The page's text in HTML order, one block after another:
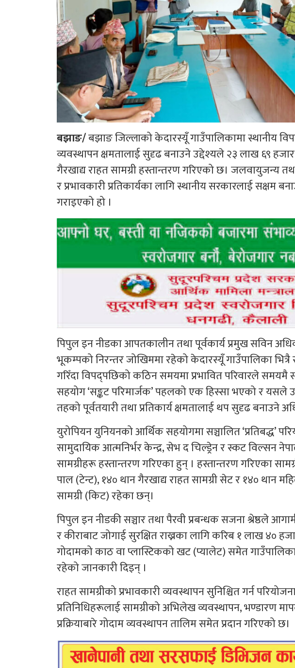
बझाङ/बझाङ जिल्लाको केदारस्यूँ गाउँपालिकामा स्थानीय
व्यवस्थापन क्षमतालाई सुदृढ बनाउने उद्देश्यले २३ लाख ६९
गैरखाद्य राहत सामग्री हस्तान्तरण गरिएको छ। जलवायुजन्य
र प्रभावकारी प्रतिकार्यका लागि स्थानीय सरकारलाई सक्षम
गराइएको हो ।
पिपुल इन नीडका आपतकालीन तथा पूर्वकार्य प्रमुख सविन
भूकम्पको निरन्तर जोखिममा रहेको केदारस्यूँ गाउँपालिका भित्रै
गरिँदा विपद्पछिको कठिन समयमा प्रभावित परिवारले समयमै
सहयोग ‘सङ्कट परिमार्जक’ पहलको एक हिस्सा भएको र यसले
तहको पूर्वतयारी तथा प्रतिकार्य क्षमतालाई थप सुदृढ बनाउने
युरोपियन युनियनको आर्थिक सहयोगमा सञ्चालित ‘प्रतिबद्ध’
सामुदायिक आत्मनिर्भर केन्द्र, सेभ द चिल्ड्रेन र स्कट विल्सन
सामग्रीहरू हस्तान्तरण गरिएका हुन् । हस्तान्तरण गरिएका
पाल (टेन्ट), १४० थान गैरखाद्य राहत सामग्री सेट र १४० थान
सामग्री (किट) रहेका छन्।
पिपुल इन नीडकी सञ्चार तथा पैरवी प्रबन्धक सजना श्रेष्ठले
र कीराबाट जोगाई सुरक्षित राख्नका लागि करिब १ लाख ४०
गोदामको काठ वा प्लास्टिकको खट (प्यालेट) समेत
रहेको जानकारी दिइन् ।
राहत सामग्रीको प्रभावकारी व्यवस्थापन सुनिश्चित गर्न
प्रतिनिधिहरूलाई सामग्रीको अभिलेख व्यवस्थापन, भण्डारण
प्रक्रियाबारे गोदाम व्यवस्थापन तालिम समेत प्रदान गरिएको छ।